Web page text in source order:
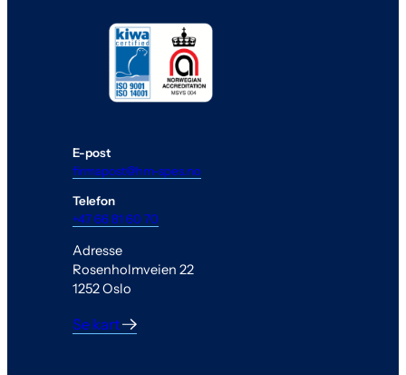
E-post
firmapost@hm-spes.no
Telefon
+47 66 81 60 70
Adresse
Rosenholmveien 22
1252 Oslo
Se kart